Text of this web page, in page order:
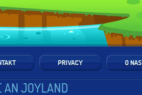
PRIVACY O NAS
AN JOYLAND